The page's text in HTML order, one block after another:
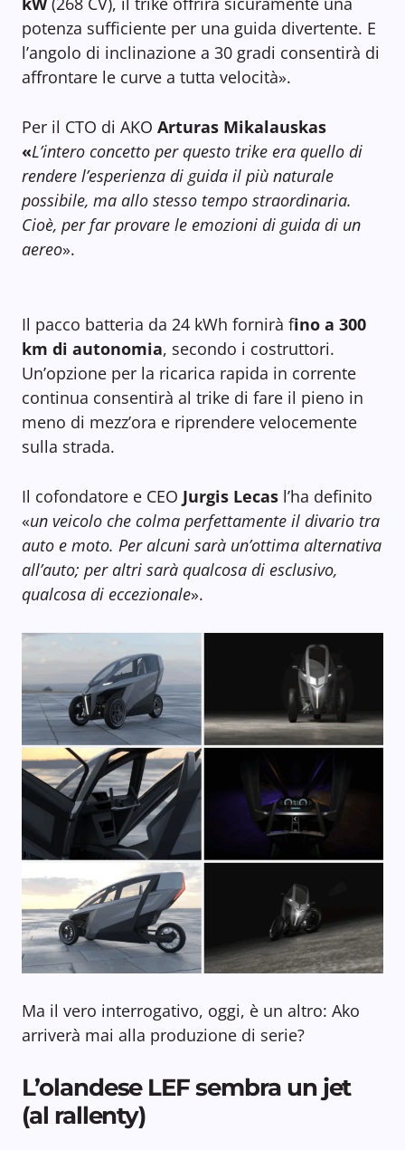
potenza sufficiente per una guida divertente. E
l’angolo di inclinazione a 30 gradi consentirà di
affrontare le curve a tutta velocità».
Per il CTO di AKO Arturas Mikalauskas
«L’intero concetto per questo trike era quello di
rendere l’esperienza di guida il più naturale
possibile, ma allo stesso tempo straordinaria.
Cioè, per far provare le emozioni di guida di un
aereo».
Il pacco batteria da 24 kWh fornirà fino a 300
km di autonomia, secondo i costruttori.
Un’opzione per la ricarica rapida in corrente
continua consentirà al trike di fare il pieno in
meno di mezz’ora e riprendere velocemente
sulla strada.
Il cofondatore e CEO Jurgis Lecas l’ha definito
«un veicolo che colma perfettamente il divario tra
auto e moto. Per alcuni sarà un’ottima alternativa
all’auto; per altri sarà qualcosa di esclusivo,
qualcosa di eccezionale».
Ma il vero interrogativo, oggi, è un altro: Ako
arriverà mai alla produzione di serie?
L’olandese LEF sembra un jet
(al rallenty)